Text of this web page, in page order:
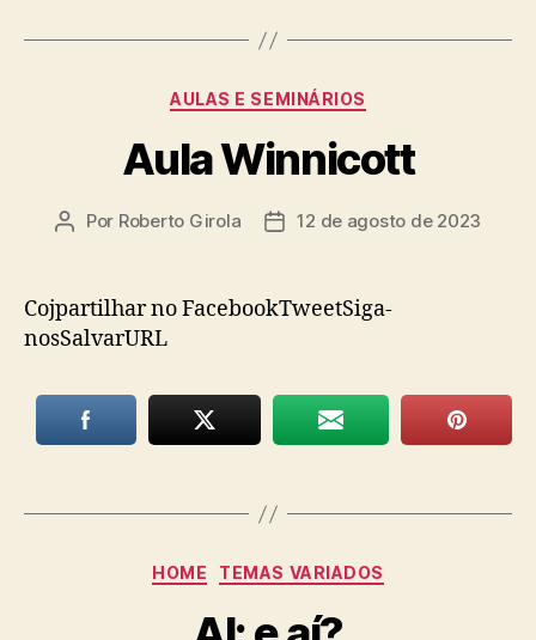
Categorias
AULAS E SEMINÁRIOS
Aula Winnicott
Autor
Por Roberto Girola
Data12 de agosto de 2023
Cojpartilhar no FacebookTweetSiga-
nosSalvarURL
Categorias
HOME TEMAS VARIADOS